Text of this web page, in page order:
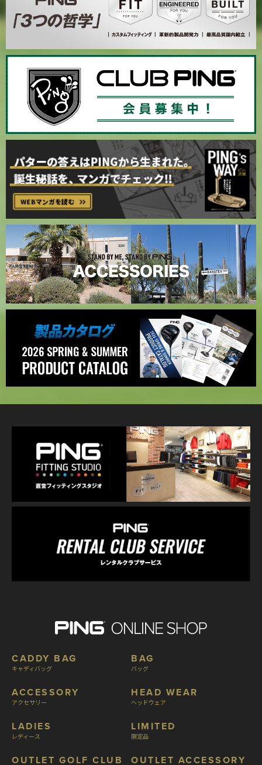
CADDY BAG
キャディバッグ
ACCESSORY
アクセサリー
LADIES
レディース
OUTLET GOLF CLUB
BAG
バッグ
HEAD WEAR
ヘッドウェア
LIMITED
限定品
OUTLET ACCESSORY